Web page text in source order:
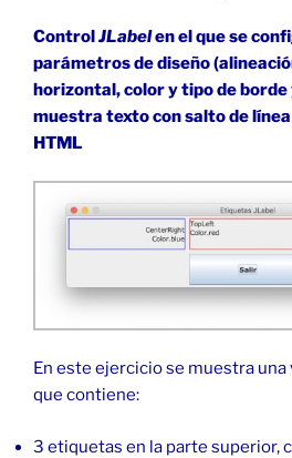
ControlJLabelen el que se
parámetros de diseño
horizontal, color y tipo de borde
muestra texto con salto de
HTML
En este ejercicio se muestra
que contiene:
3 etiquetas en la parte superior,